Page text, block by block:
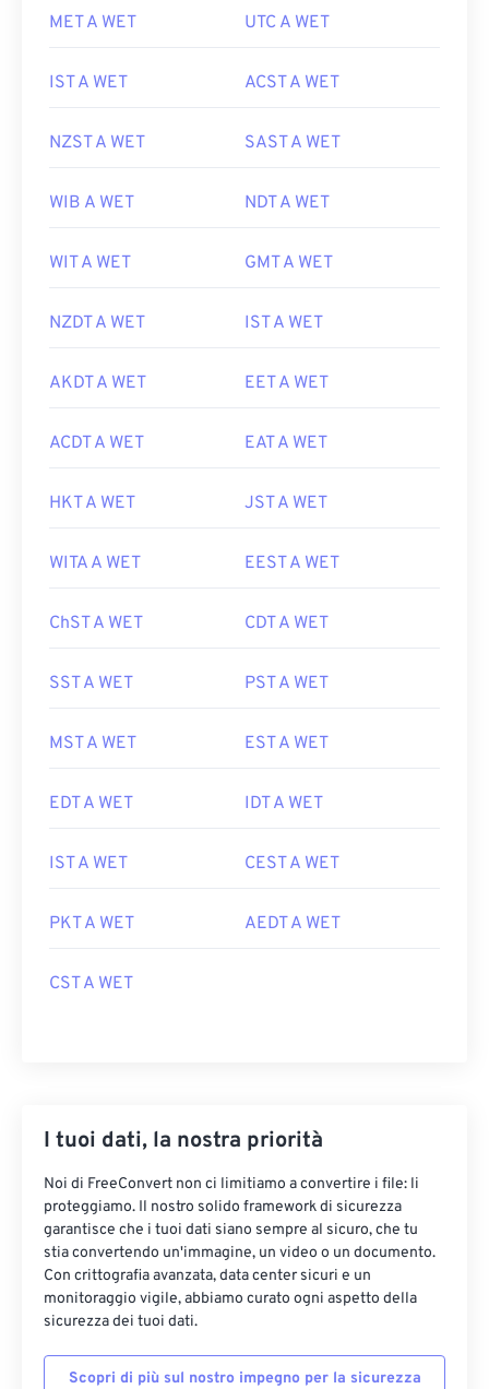
MET A WET UTC A WET
IST A WET ACST A WET
NZST A WET SAST A WET
WIB A WET NDT A WET
WIT A WET GMT A WET
NZDT A WET IST A WET
AKDT A WET EET A WET
ACDT A WET EAT A WET
HKT A WET JST A WET
WITA A WET EEST A WET
ChST A WET CDT A WET
SST A WET PST A WET
MST A WET EST A WET
EDT A WET IDT A WET
IST A WET CEST A WET
PKT A WET AEDT A WET
CST A WET
I tuoi dati, la nostra priorità
Noi di FreeConvert non ci limitiamo a convertire i file: li
proteggiamo. Il nostro solido framework di sicurezza
garantisce che i tuoi dati siano sempre al sicuro, che tu
stia convertendo un'immagine, un video o un documento.
Con crittografia avanzata, data center sicuri e un
monitoraggio vigile, abbiamo curato ogni aspetto della
sicurezza dei tuoi dati.
Scopri di più sul nostro impegno per la sicurezza